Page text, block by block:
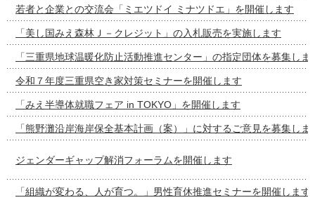
若者と企業との交流会「ミエツドイ ミナツドエ」を開催します
「美し国みえ森林Ｊ－クレジット」の入札販売を実施します
「三重県地球温暖化防止活動推進センター」の指定団体を募集しま
令和７年度三重県空き家対策セミナーを開催します
「みえ半導体就職フェア in TOKYO」を開催します
「熊野灘沿岸海岸保全基本計画（案）」に対するご意見を募集しま
ジェンダーギャップ解消フォーラムを開催します
「組織が変わる、人が育つ。」男性育休推進セミナーを開催します